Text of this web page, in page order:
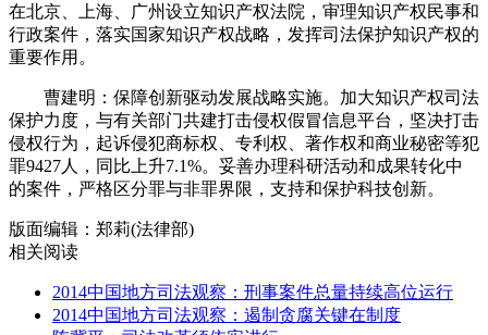
在北京、上海、广州设立知识产权法院，审理知识产权民事和
行政案件，落实国家知识产权战略，发挥司法保护知识产权的
重要作用。
曹建明：保障创新驱动发展战略实施。加大知识产权司法
保护力度，与有关部门共建打击侵权假冒信息平台，坚决打击
侵权行为，起诉侵犯商标权、专利权、著作权和商业秘密等犯
罪9427人，同比上升7.1%。妥善办理科研活动和成果转化中
的案件，严格区分罪与非罪界限，支持和保护科技创新。
版面编辑：郑莉(法律部)
相关阅读
2014中国地方司法观察：刑事案件总量持续高位运行
2014中国地方司法观察：遏制贪腐关键在制度